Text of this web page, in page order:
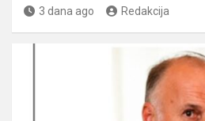
3 dana ago Redakcija